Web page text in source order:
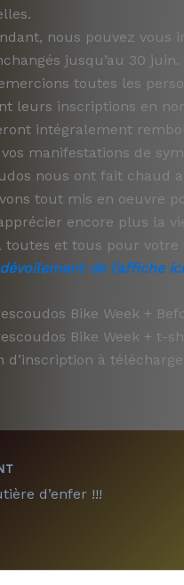
nous pouvez vous
jusqu’au 30 juin.
toutes les
leurs inscriptions en
intégralement
manifestations de
nous ont fait chaud
tout mis en oeuvre
encore plus la
toutes et tous pour votre
de l’affiche ici
Bike Week +
Bike Week + t-
d’inscription à
d’enfer !!!